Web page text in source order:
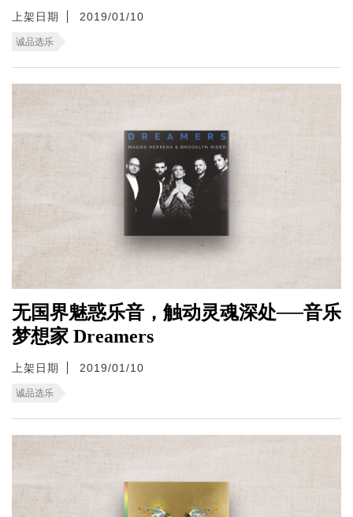
上架日期 2019/01/10
诚品选乐
无国界魅惑乐音，触动灵魂深处──音乐
梦想家 Dreamers
上架日期 2019/01/10
诚品选乐